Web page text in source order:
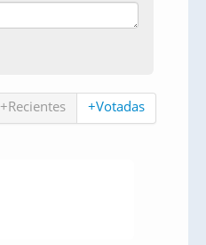
+Recientes +Votadas